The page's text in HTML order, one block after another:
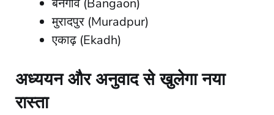
​मुरादपुर (Muradpur)
​एकाढ़ (Ekadh)
अध्ययन और अनुवाद से खुलेगा नया
रास्ता